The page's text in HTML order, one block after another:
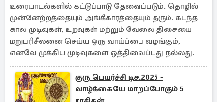
உரையாடல்களில் கட்டுப்பாடு தேவைப்படும். தொழில்
முன்னேற்றத்தையும் அங்கீகாரத்தையும் தரும். கடந்த
கால முடிவுகள், உறவுகள் மற்றும் வேலை திசையை
மறுபரிசீலனை செய்ய ஒரு வாய்ப்பை வழங்கும்,
எனவே முக்கிய முடிவுகளை ஒத்திவைப்பது நல்லது.
குரு பெயர்ச்சி டிச.2025 -
வாழ்க்கையே மாறப்போகும் 5